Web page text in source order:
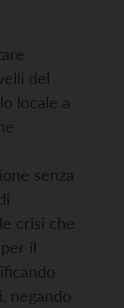
del
locale a
senza
crisi che
il
negando